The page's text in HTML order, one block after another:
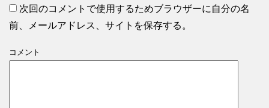
次回のコメントで使用するためブラウザーに自分の名
前、メールアドレス、サイトを保存する。
コメント